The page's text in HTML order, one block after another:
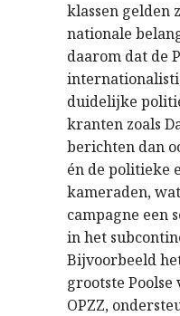
klassen gelden
nationale
daarom dat de
duidelijke
kranten zoals
berichten dan
én de politieke
kameraden,
campagne een
in het
Bijvoorbeeld
grootste
OPZZ,